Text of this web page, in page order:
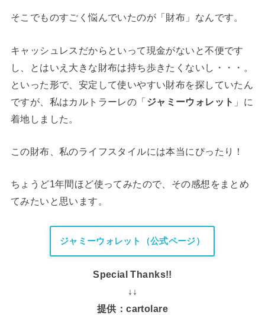
そこでものすごく悩んでいたのが「財布」なんです。
キャッシュレスだからといって現金がないと不便です
し、とはいえ大きな財布は持ち歩きたくないし・・・。
といった形で、安定して使いやすい財布を探していたん
ですが、私はカルトラーレの「ジャミーウォレット 」に
着地しました。
この財布、私のライフスタイルには本当にぴったり！
ちょうど1年間ほど使ってみたので、その感想をまとめ
てみたいと思います。
ジャミーウォレット（公式ページ）
Special Thanks!!
↓↓
提供：cartolare